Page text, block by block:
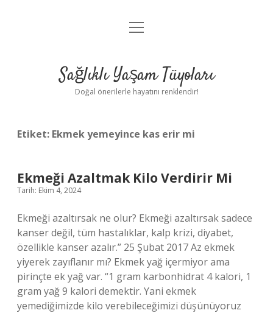
Anasayfa
Yasal Uyarı
menüyü
Sağlıklı Yaşam Tüyoları
Doğal önerilerle hayatını renklendir!
Etiket: Ekmek yemeyince kas erir mi
Ekmeği Azaltmak Kilo Verdirir Mi
Tarih: Ekim 4, 2024
Ekmeği azaltırsak ne olur? Ekmeği azaltırsak sadece
kanser değil, tüm hastalıklar, kalp krizi, diyabet,
özellikle kanser azalır.” 25 Şubat 2017 Az ekmek
yiyerek zayıflanır mı? Ekmek yağ içermiyor ama
pirinçte ek yağ var. “1 gram karbonhidrat 4 kalori, 1
gram yağ 9 kalori demektir. Yani ekmek
yemediğimizde kilo verebileceğimizi düşünüyoruz